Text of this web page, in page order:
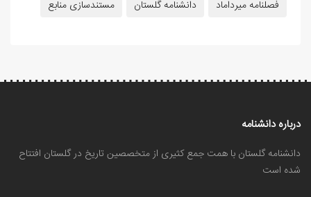
فصلنامه میرداماد
دانشنامه گلستان مستندسازی منابع
درباره دانشنامه
دانشنامه گلستان با همت جمع کثیری از متخصصین تاریخ در گلستان افتتاح
شده است